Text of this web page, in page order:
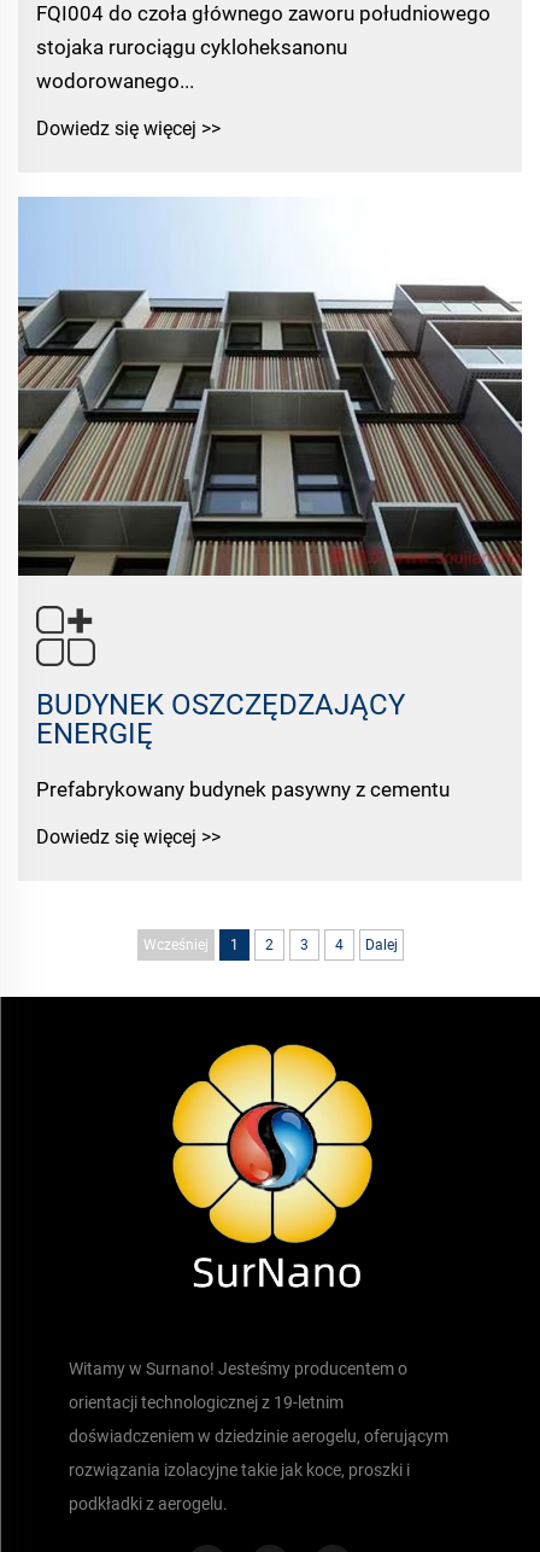
FQI004 do czoła głównego zaworu południowego
stojaka rurociągu cykloheksanonu
wodorowanego...
Dowiedz się więcej >>
BUDYNEK OSZCZĘDZAJĄCY
ENERGIĘ
Prefabrykowany budynek pasywny z cementu
Dowiedz się więcej >>
Wcześniej 1 2 3 4 Dalej
Witamy w Surnano! Jesteśmy producentem o
orientacji technologicznej z 19-letnim
doświadczeniem w dziedzinie aerogelu, oferującym
rozwiązania izolacyjne takie jak koce, proszki i
podkładki z aerogelu.